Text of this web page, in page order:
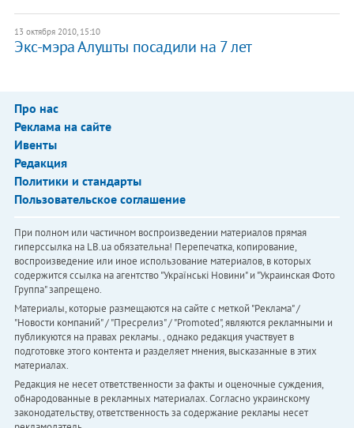
13 октября 2010, 15:10
Экс-мэра Алушты посадили на 7 лет
Про нас
Реклама на сайте
Ивенты
Редакция
Политики и стандарты
Пользовательское соглашение
При полном или частичном воспроизведении материалов прямая
гиперссылка на LB.ua обязательна! Перепечатка, копирование,
воспроизведение или иное использование материалов, в которых
содержится ссылка на агентство "Українськi Новини" и "Украинская Фото
Группа" запрещено.
Материалы, которые размещаются на сайте с меткой "Реклама" /
"Новости компаний" / "Пресрелиз" / "Promoted", являются рекламными и
публикуются на правах рекламы. , однако редакция участвует в
подготовке этого контента и разделяет мнения, высказанные в этих
материалах.
Редакция не несет ответственности за факты и оценочные суждения,
обнародованные в рекламных материалах. Согласно украинскому
законодательству, ответственность за содержание рекламы несет